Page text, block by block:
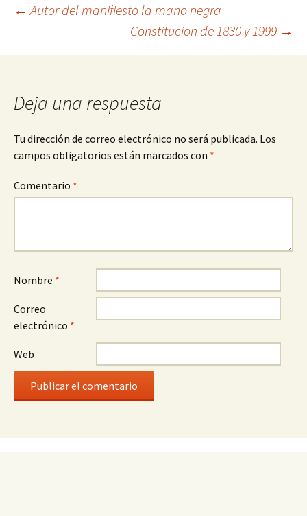
Navegación
de
entradas
← Autor del manifiesto la mano negra
Constitucion de 1830 y 1999 →
Deja una respuesta
Tu dirección de correo electrónico no será publicada. Los
campos obligatorios están marcados con *
Comentario *
Nombre *
Correo
electrónico *
Web